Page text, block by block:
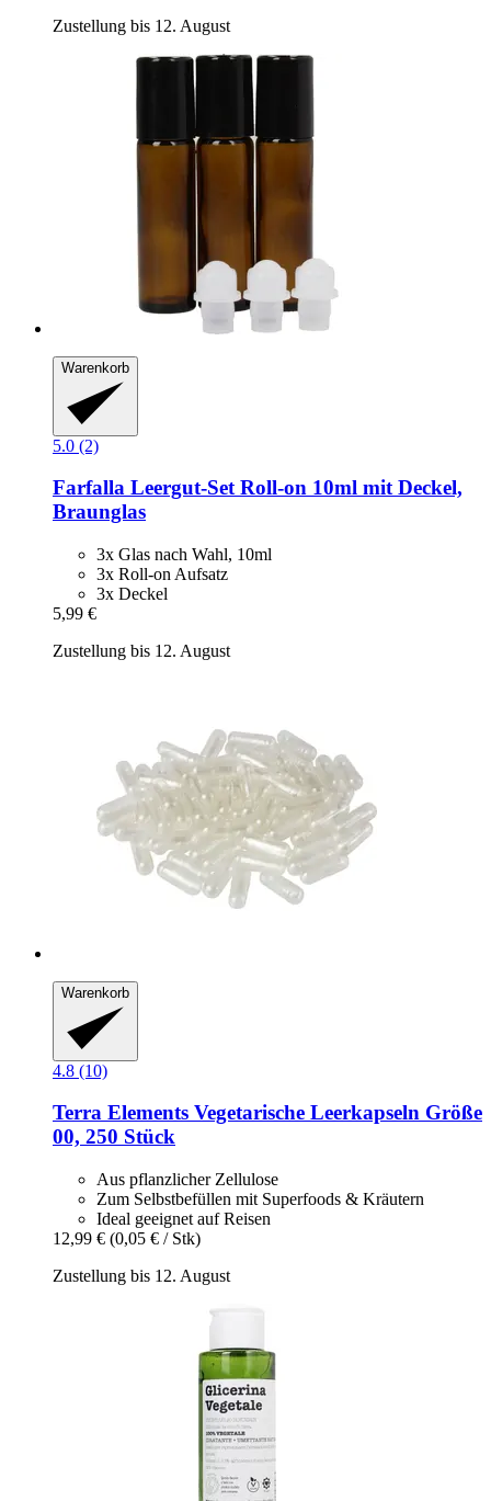
Zustellung bis 12. August
Warenkorb
5.0 (2)
Farfalla Leergut-​Set Roll-​on 10ml mit Deckel,
Braunglas
3x Glas nach Wahl, 10ml
3x Roll-on Aufsatz
3x Deckel
5,99 €
Zustellung bis 12. August
Warenkorb
4.8 (10)
Terra Elements Vegetarische Leerkapseln Größe
00, 250 Stück
Aus pflanzlicher Zellulose
Zum Selbstbefüllen mit Superfoods & Kräutern
Ideal geeignet auf Reisen
12,99 € (0,05 € / Stk)
Zustellung bis 12. August